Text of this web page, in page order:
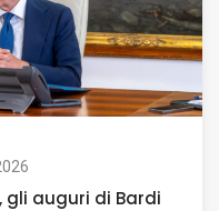
gli auguri di Bardi